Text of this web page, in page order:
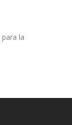
para la